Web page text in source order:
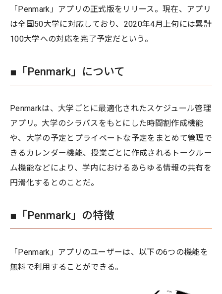
「Penmark」アプリの正式版をリリース。現在、アプリ
は全国50大学に対応しており、2020年4月上旬には累計
100大学への対応を完了予定だという。
■「Penmark」について
Penmarkは、大学ごとに最適化されたスケジュール管理
アプリ。大学のシラバスをもとにした時間割作成機能
や、大学の予定とプライベートな予定をまとめて管理で
きるカレンダー機能、授業ごとに作成されるトークルー
ム機能などにより、学内におけるあらゆる情報の共有を
円滑化するとのことだ。
■「Penmark」の特徴
「Penmark」アプリのユーザーは、以下の6つの機能を
無料で利用することができる。